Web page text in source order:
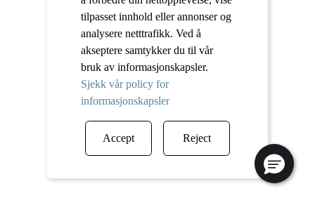
tilpasset innhold eller annonser og
analysere netttrafikk. Ved å
akseptere samtykker du til vår
bruk av informasjonskapsler.
Sjekk vår policy for
informasjonskapsler
Accept Reject